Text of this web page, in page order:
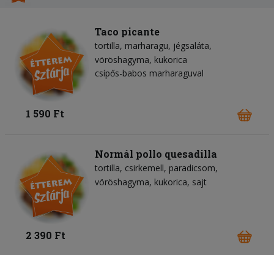
Taco picante
tortilla marharagu jégsaláta
vöröshagyma kukorica
csípős-babos marharaguval
1 590 Ft
Normál pollo quesadilla
tortilla csirkemell paradicsom
vöröshagyma kukorica sajt
2 390 Ft